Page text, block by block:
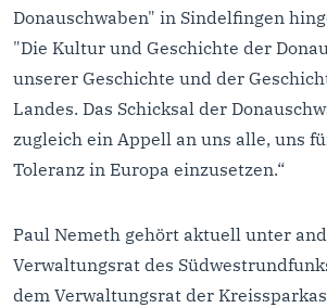
Donauschwaben" in Sindelfingen
"Die Kultur und Geschichte der
unserer Geschichte und der
Landes. Das Schicksal der
zugleich ein Appell an uns alle, uns
Toleranz in Europa einzusetzen.“
Paul Nemeth gehört aktuell unter
Verwaltungsrat des
dem Verwaltungsrat der